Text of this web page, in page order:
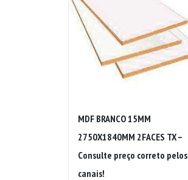
MDF BRANCO 15MM
2750X1840MM 2FACES TX –
Consulte preço correto pelos
canais!